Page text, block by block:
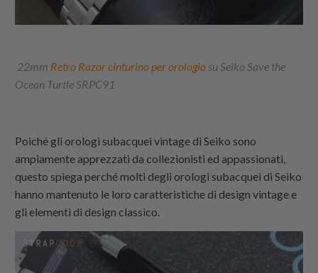
22mm Retro Razor cinturino per orologio su Seiko Save the
Ocean Turtle SRPC91
Poiché gli orologi subacquei vintage di Seiko sono
ampiamente apprezzati da collezionisti ed appassionati,
questo spiega perché molti degli orologi subacquei di Seiko
hanno mantenuto le loro caratteristiche di design vintage e
gli elementi di design classico.